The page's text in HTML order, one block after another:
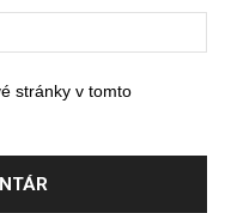
stránky v tomto